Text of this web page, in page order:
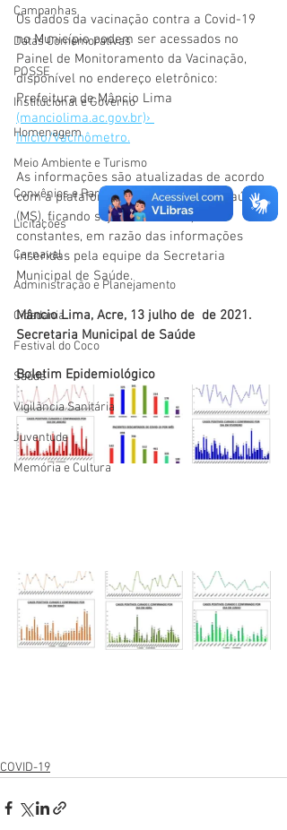
Campanhas
Datas Comemorativas
POSSE
Institucional e Governo
Homenagem
Meio Ambiente e Turismo
Convênios e Parcerias
Licitações
Carnaval
Administração e Planejamento
Cidadania
Festival do Coco
Saúde
Vigilãncia Sanitária
Juventude
Memória e Cultura
Os dados da vacinação contra a Covid-19
no Município podem ser acessados no
Painel de Monitoramento da Vacinação,
disponível no endereço eletrônico:
Prefeitura de Mâncio Lima
(manciolima.ac.gov.br)›
Inicio/Vacinômetro.
As informações são atualizadas de acordo
com a plataforma do Ministério da Saúde
(MS), ficando sujeitas a alterações
constantes, em razão das informações
inseridas pela equipe da Secretaria
Municipal de Saúde.
Mâncio Lima, Acre, 13 julho de  de 2021.
Secretaria Municipal de Saúde
Boletim Epidemiológico
COVID-19